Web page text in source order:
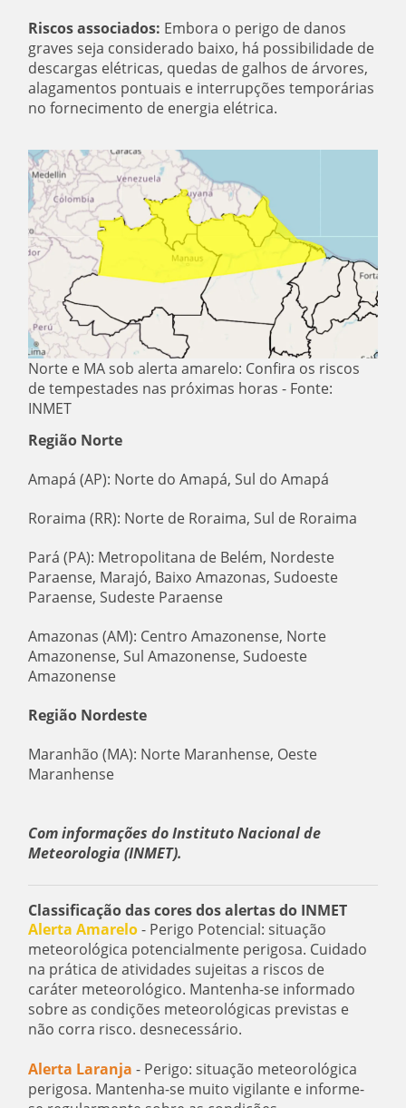
Riscos associados: Embora o perigo de danos
graves seja considerado baixo, há possibilidade de
descargas elétricas, quedas de galhos de árvores,
alagamentos pontuais e interrupções temporárias
no fornecimento de energia elétrica.
Norte e MA sob alerta amarelo: Confira os riscos
de tempestades nas próximas horas - Fonte:
INMET
Região Norte
Amapá (AP): Norte do Amapá, Sul do Amapá
Roraima (RR): Norte de Roraima, Sul de Roraima
Pará (PA): Metropolitana de Belém, Nordeste
Paraense, Marajó, Baixo Amazonas, Sudoeste
Paraense, Sudeste Paraense
Amazonas (AM): Centro Amazonense, Norte
Amazonense, Sul Amazonense, Sudoeste
Amazonense
Região Nordeste
Maranhão (MA): Norte Maranhense, Oeste
Maranhense
Com informações do Instituto Nacional de
Meteorologia (INMET).
Classificação das cores dos alertas do INMET
Alerta Amarelo- Perigo Potencial: situação
meteorológica potencialmente perigosa. Cuidado
na prática de atividades sujeitas a riscos de
caráter meteorológico. Mantenha-se informado
sobre as condições meteorológicas previstas e
não corra risco. desnecessário.
Alerta Laranja - Perigo: situação meteorológica
perigosa. Mantenha-se muito vigilante e informe-